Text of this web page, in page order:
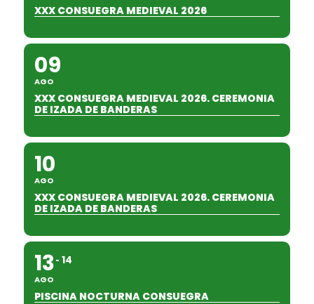
XXX CONSUEGRA MEDIEVAL 2026
09
AGO
XXX CONSUEGRA MEDIEVAL 2026. CEREMONIA
DE IZADA DE BANDERAS
10
AGO
XXX CONSUEGRA MEDIEVAL 2026. CEREMONIA
DE IZADA DE BANDERAS
13
AGO
14
PISCINA NOCTURNA CONSUEGRA